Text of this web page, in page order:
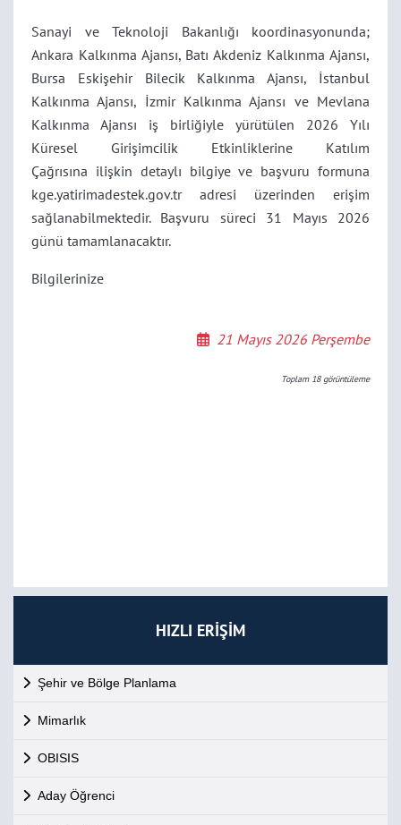
HIZLI ERİŞİM
Şehir ve Bölge Planlama
Mimarlık
OBISIS
Aday Öğrenci
Sanayi ve Teknoloji Bakanlığı koordinasyonunda;
Ankara Kalkınma Ajansı, Batı Akdeniz Kalkınma Ajansı,
Bursa Eskişehir Bilecik Kalkınma Ajansı, İstanbul
Kalkınma Ajansı, İzmir Kalkınma Ajansı ve Mevlana
Kalkınma Ajansı iş birliğiyle yürütülen 2026 Yılı
Küresel Girişimcilik Etkinliklerine Katılım
Çağrısına ilişkin detaylı bilgiye ve başvuru formuna
kge.yatirimadestek.gov.tr adresi üzerinden erişim
sağlanabilmektedir. Başvuru süreci 31 Mayıs 2026
günü tamamlanacaktır.
Bilgilerinize
21 Mayıs 2026 Perşembe
Toplam 18görüntüleme